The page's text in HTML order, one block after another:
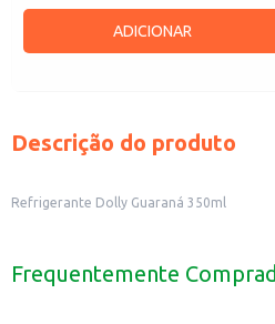
ADICIONAR
Descrição do produto
Refrigerante Dolly Guaraná 350ml
Frequentemente